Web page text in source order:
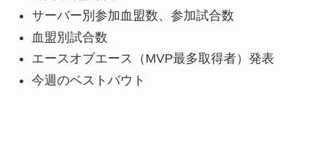
サーバー別参加血盟数、参加試合数
血盟別試合数
エースオブエース（MVP最多取得者）発表
今週のベストバウト